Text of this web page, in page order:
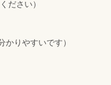
ださい）
かりやすいです）